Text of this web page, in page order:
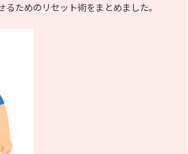
ためのリセット術をまとめました。